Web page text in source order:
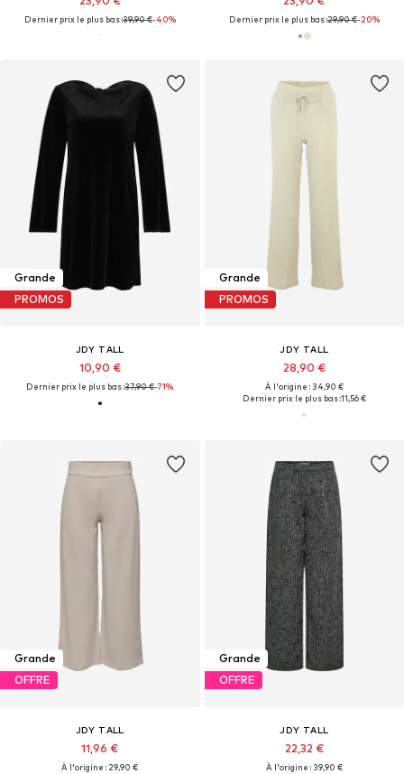
Dernier prix le plus bas :39,90 €-40% Dernier prix le plus bas :29,90 €-20%
Grande
PROMOS
JDY TALL
10,90 €
Dernier prix le plus bas :37,90 €-71%
Grande
PROMOS
JDY TALL
28,90 €
À l'origine : 34,90 €
Dernier prix le plus bas :11,56 €
Grande
OFFRE
JDY TALL
11,96 €
À l'origine : 29,90 €
Grande
OFFRE
JDY TALL
22,32 €
À l'origine : 39,90 €